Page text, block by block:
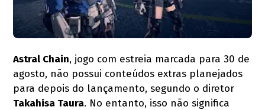
Astral Chain, jogo com estreia marcada para 30 de
agosto, não possui conteúdos extras planejados
para depois do lançamento, segundo o diretor
Takahisa Taura. No entanto, isso não significa